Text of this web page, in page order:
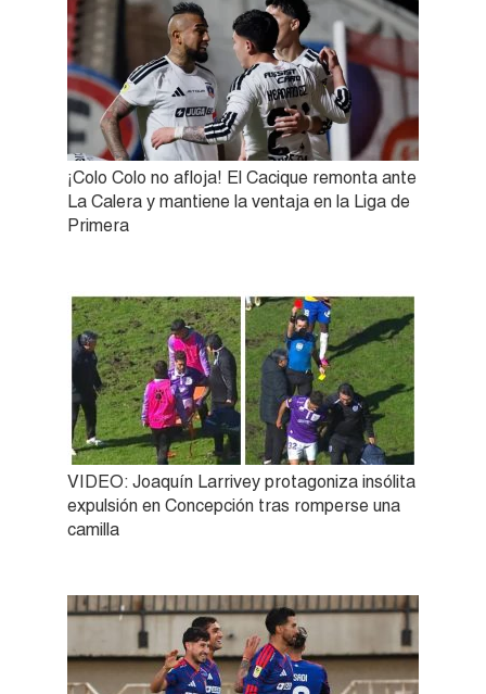
¡Colo Colo no afloja! El Cacique remonta ante
La Calera y mantiene la ventaja en la Liga de
Primera
VIDEO: Joaquín Larrivey protagoniza insólita
expulsión en Concepción tras romperse una
camilla